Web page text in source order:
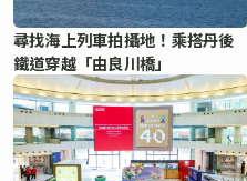
尋找海上列車拍攝地！乘搭丹後
鐵道穿越「由良川橋」